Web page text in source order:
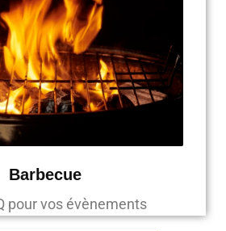
Barbecue
pour vos évènements